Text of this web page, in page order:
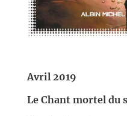
Avril 2019
Le Chant mortel du